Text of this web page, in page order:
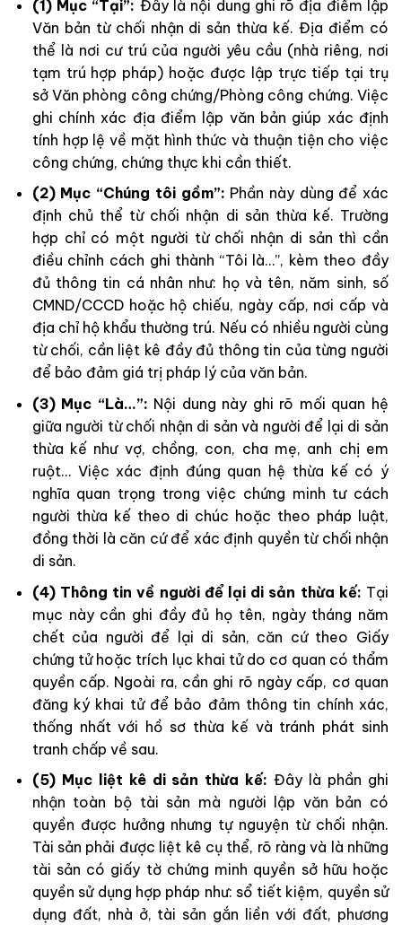
(1) Mục “Tại”: Đây là nội dung ghi rõ địa điểm lập
Văn bản từ chối nhận di sản thừa kế. Địa điểm có
thể là nơi cư trú của người yêu cầu (nhà riêng, nơi
tạm trú hợp pháp) hoặc được lập trực tiếp tại trụ
sở Văn phòng công chứng/Phòng công chứng. Việc
ghi chính xác địa điểm lập văn bản giúp xác định
tính hợp lệ về mặt hình thức và thuận tiện cho việc
công chứng, chứng thực khi cần thiết.
(2) Mục “Chúng tôi gồm”: Phần này dùng để xác
định chủ thể từ chối nhận di sản thừa kế. Trường
hợp chỉ có một người từ chối nhận di sản thì cần
điều chỉnh cách ghi thành “Tôi là…”, kèm theo đầy
đủ thông tin cá nhân như: họ và tên, năm sinh, số
CMND/CCCD hoặc hộ chiếu, ngày cấp, nơi cấp và
địa chỉ hộ khẩu thường trú. Nếu có nhiều người cùng
từ chối, cần liệt kê đầy đủ thông tin của từng người
để bảo đảm giá trị pháp lý của văn bản.
(3) Mục “Là…”: Nội dung này ghi rõ mối quan hệ
giữa người từ chối nhận di sản và người để lại di sản
thừa kế như vợ, chồng, con, cha mẹ, anh chị em
ruột… Việc xác định đúng quan hệ thừa kế có ý
nghĩa quan trọng trong việc chứng minh tư cách
người thừa kế theo di chúc hoặc theo pháp luật,
đồng thời là căn cứ để xác định quyền từ chối nhận
di sản.
(4) Thông tin về người để lại di sản thừa kế: Tại
mục này cần ghi đầy đủ họ tên, ngày tháng năm
chết của người để lại di sản, căn cứ theo Giấy
chứng tử hoặc trích lục khai tử do cơ quan có thẩm
quyền cấp. Ngoài ra, cần ghi rõ ngày cấp, cơ quan
đăng ký khai tử để bảo đảm thông tin chính xác,
thống nhất với hồ sơ thừa kế và tránh phát sinh
tranh chấp về sau.
(5) Mục liệt kê di sản thừa kế: Đây là phần ghi
nhận toàn bộ tài sản mà người lập văn bản có
quyền được hưởng nhưng tự nguyện từ chối nhận.
Tài sản phải được liệt kê cụ thể, rõ ràng và là những
tài sản có giấy tờ chứng minh quyền sở hữu hoặc
quyền sử dụng hợp pháp như: sổ tiết kiệm, quyền sử
dụng đất, nhà ở, tài sản gắn liền với đất, phương